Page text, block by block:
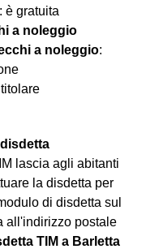
è gratuita
a noleggio
a noleggio:
lascia agli abitanti
la disdetta per
di disdetta sul
all'indirizzo postale
TIM a Barletta